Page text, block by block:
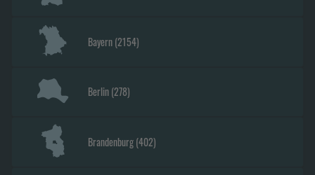
Bayern(2154)
Berlin(278)
Brandenburg(402)